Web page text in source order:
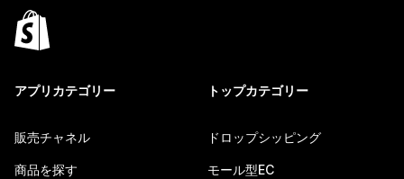
アプリカテゴリー
販売チャネル
商品を探す
トップカテゴリー
ドロップシッピング
モール型EC